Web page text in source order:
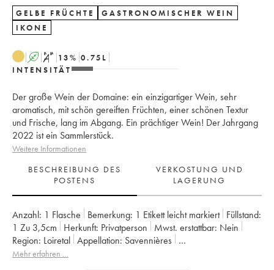
GELBE FRÜCHTE
GASTRONOMISCHER WEIN
IKONE
A S 13% 0.75 L
INTENSITÄT
Der große Wein der Domaine: ein einzigartiger Wein, sehr
aromatisch, mit schön gereiften Früchten, einer schönen Textur
und Frische, lang im Abgang. Ein prächtiger Wein! Der Jahrgang
2022 ist ein Sammlerstück.
Weitere Informationen
BESCHREIBUNG DES
POSTENS
VERKOSTUNG UND
LAGERUNG
Anzahl: 1 Flasche Bemerkung: 1 Etikett leicht markiert Füllstand:
1 Zu 3,5cm Herkunft: privatperson Mwst. erstattbar:
nein
Region: Loiretal Appellation:
Savennières
Eigentümer:
Vignobles de la Coulée de Serrant - Nicolas Joly
Mehr erfahren …